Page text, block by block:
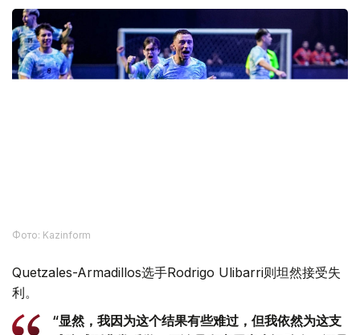
Фото: Kazinform
Quetzales-Armadillos选手Rodrigo Ulibarri则坦然接受失
利。
“显然，我因为这个结果有些难过，但我依然为这支